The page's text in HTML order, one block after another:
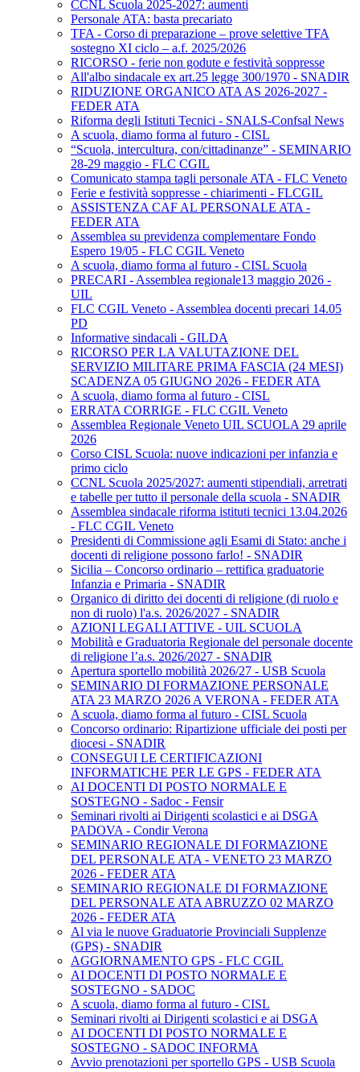
CCNL Scuola 2025-2027: aumenti
Personale ATA: basta precariato
TFA - Corso di preparazione – prove selettive TFA
sostegno XI ciclo – a.f. 2025/2026
RICORSO - ferie non godute e festività soppresse
All'albo sindacale ex art.25 legge 300/1970 - SNADIR
RIDUZIONE ORGANICO ATA AS 2026-2027 -
FEDER ATA
Riforma degli Istituti Tecnici - SNALS-Confsal News
A scuola, diamo forma al futuro - CISL
“Scuola, intercultura, con/cittadinanze” - SEMINARIO
28-29 maggio - FLC CGIL
Comunicato stampa tagli personale ATA - FLC Veneto
Ferie e festività soppresse - chiarimenti - FLCGIL
ASSISTENZA CAF AL PERSONALE ATA -
FEDER ATA
Assemblea su previdenza complementare Fondo
Espero 19/05 - FLC CGIL Veneto
A scuola, diamo forma al futuro - CISL Scuola
PRECARI - Assemblea regionale13 maggio 2026 -
UIL
FLC CGIL Veneto - Assemblea docenti precari 14.05
PD
Informative sindacali - GILDA
RICORSO PER LA VALUTAZIONE DEL
SERVIZIO MILITARE PRIMA FASCIA (24 MESI)
SCADENZA 05 GIUGNO 2026 - FEDER ATA
A scuola, diamo forma al futuro - CISL
ERRATA CORRIGE - FLC CGIL Veneto
Assemblea Regionale Veneto UIL SCUOLA 29 aprile
2026
Corso CISL Scuola: nuove indicazioni per infanzia e
primo ciclo
CCNL Scuola 2025/2027: aumenti stipendiali, arretrati
e tabelle per tutto il personale della scuola - SNADIR
Assemblea sindacale riforma istituti tecnici 13.04.2026
- FLC CGIL Veneto
Presidenti di Commissione agli Esami di Stato: anche i
docenti di religione possono farlo! - SNADIR
Sicilia – Concorso ordinario – rettifica graduatorie
Infanzia e Primaria - SNADIR
Organico di diritto dei docenti di religione (di ruolo e
non di ruolo) l'a.s. 2026/2027 - SNADIR
AZIONI LEGALI ATTIVE - UIL SCUOLA
Mobilità e Graduatoria Regionale del personale docente
di religione l’a.s. 2026/2027 - SNADIR
Apertura sportello mobilità 2026/27 - USB Scuola
SEMINARIO DI FORMAZIONE PERSONALE
ATA 23 MARZO 2026 A VERONA - FEDER ATA
A scuola, diamo forma al futuro - CISL Scuola
Concorso ordinario: Ripartizione ufficiale dei posti per
diocesi - SNADIR
CONSEGUI LE CERTIFICAZIONI
INFORMATICHE PER LE GPS - FEDER ATA
AI DOCENTI DI POSTO NORMALE E
SOSTEGNO - Sadoc - Fensir
Seminari rivolti ai Dirigenti scolastici e ai DSGA
PADOVA - Condir Verona
SEMINARIO REGIONALE DI FORMAZIONE
DEL PERSONALE ATA - VENETO 23 MARZO
2026 - FEDER ATA
SEMINARIO REGIONALE DI FORMAZIONE
DEL PERSONALE ATA ABRUZZO 02 MARZO
2026 - FEDER ATA
Al via le nuove Graduatorie Provinciali Supplenze
(GPS) - SNADIR
AGGIORNAMENTO GPS - FLC CGIL
AI DOCENTI DI POSTO NORMALE E
SOSTEGNO - SADOC
A scuola, diamo forma al futuro - CISL
Seminari rivolti ai Dirigenti scolastici e ai DSGA
AI DOCENTI DI POSTO NORMALE E
SOSTEGNO - SADOC INFORMA
Avvio prenotazioni per sportello GPS - USB Scuola